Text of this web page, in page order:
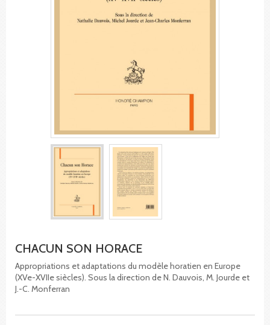
CHACUN SON HORACE
Appropriations et adaptations du modèle horatien en Europe
(XVe-XVIIe siècles). Sous la direction de N. Dauvois, M. Jourde et
J.-C. Monferran